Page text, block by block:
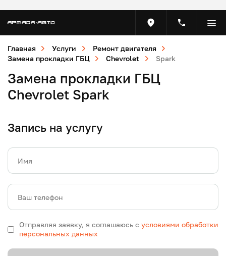
Главная Услуги
Ремонт двигателя
Замена прокладки ГБЦ
Chevrolet Spark
Замена прокладки ГБЦ
Chevrolet Spark
Запись на услугу
Имя
Ваш телефон
Отправляя заявку, я соглашаюсь с условиями обработки
персональных данных